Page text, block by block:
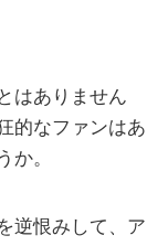
はありません
的なファンはあ
か。
逆恨みして、ア